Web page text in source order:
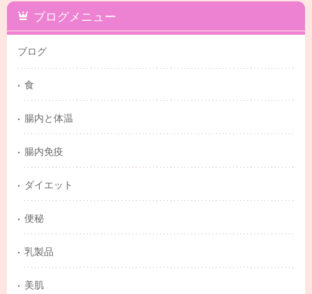
ブログメニュー
ブログ
食
腸内と体温
腸内免疫
ダイエット
便秘
乳製品
美肌